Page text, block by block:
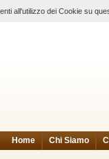
Home Chi Siamo
all'utilizzo dei Cookie su